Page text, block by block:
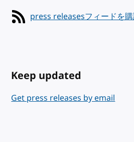
press releasesフィードを
Keep updated
Get press releases by email